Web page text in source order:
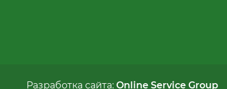
Разработка сайта: Online Service Group